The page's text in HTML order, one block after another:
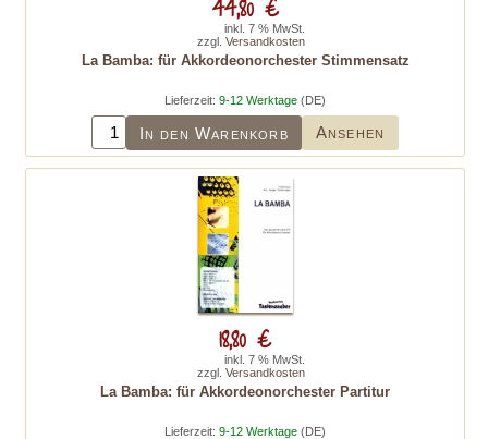
La Bamba: für Akkordeonorchester Stimmensatz
Lieferzeit: 9-12 Werktage (DE)
In den Warenkorb Ansehen
inkl. 7 % MwSt.
zzgl. Versandkosten
La Bamba: für Akkordeonorchester Partitur
Lieferzeit: 9-12 Werktage(DE)
18,80 €
inkl. 7 % MwSt.
zzgl. Versandkosten